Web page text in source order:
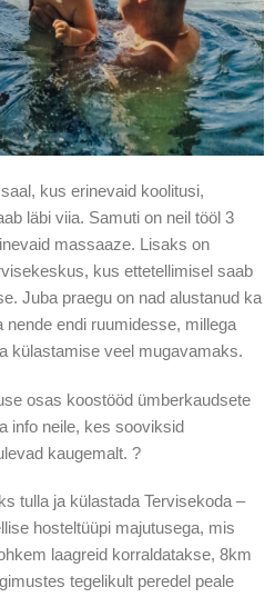
kus erinevaid koolitusi,
läbi viia. Samuti on neil tööl 3
massaaze. Lisaks on
kus ettetellimisel saab
Juba praegu on nad alustanud ka
nende endi ruumidesse, millega
külastamise veel mugavamaks.
osas koostööd ümberkaudsete
info neile, kes sooviksid
kaugemalt. ?
tulla ja külastada Tervisekoda –
hosteltüüpi majutusega, mis
laagreid korraldatakse, 8km
tegelikult peredel peale